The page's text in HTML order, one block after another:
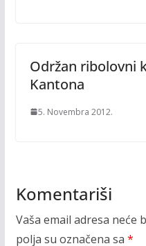
Održan ribolovni
Kantona
5. Novembra 2012.
Komentariši
Vaša email adresa neće
polja su označena sa *